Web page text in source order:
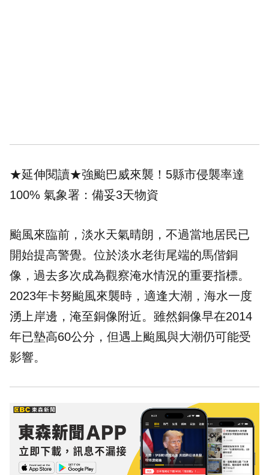
★延伸閱讀★強颱巴威來襲！5縣市侵襲率達
100% 氣象署：備妥3天物資
颱風來臨前，淡水天氣晴朗，不過當地居民已
開始提高警覺。位於淡水老街尾端的馬偕銅
像，過去多次成為觀察淹水情況的重要指標。
2023年卡努颱風來襲時，適逢大潮，海水一度
湧上岸邊，淹至銅像附近。雖然銅像早在2014
年已墊高60公分，但遇上颱風與大潮仍可能受
影響。